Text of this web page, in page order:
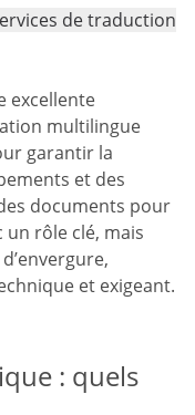
de traduction
excellente
multilingue
garantir la
et des
documents pour
rôle clé, mais
et exigeant.
: quels